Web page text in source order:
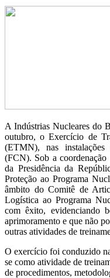
A Indústrias Nucleares do
outubro, o Exercício de
(ETMN), nas
(FCN). Sob a coordenação
da Presidência da
Proteção ao Programa
âmbito do Comitê de
Logística ao Programa
com êxito, evidenciando
aprimoramento e que não
outras atividades de
O exercício foi conduzido
se como atividade de
de procedimentos,